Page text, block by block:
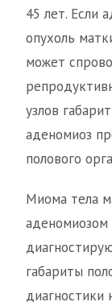
45 лет. Если
опухоль
может
узлов
аденомиоз
полового
Миома тела
габариты
диагностики